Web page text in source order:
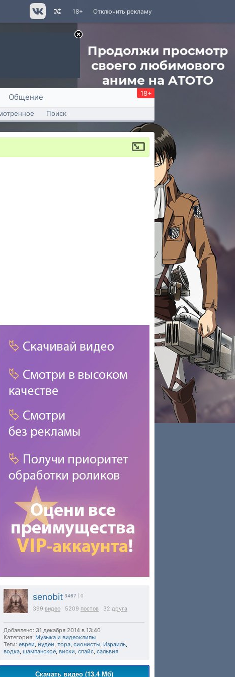
Отключить рекламу
18+
Общение 18+
Поиск
senobit 3467 | 0
399 видео 5209 постов 32 друга
Добавлено: 31 декабря 2014 в 13:40
Категория: Музыка и видеоклипы
Теги: евреи, иудеи, тора, сионисты, Израиль,
водка, шампанское, виски, спайс, сальвия
Скачать видео (13.4 Мб)